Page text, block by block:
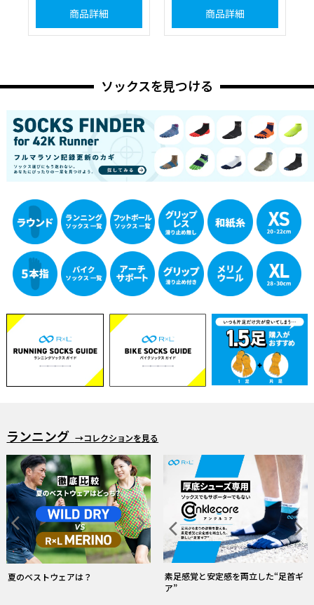
商品詳細 商品詳細
ソックスを見つける
ランニング →コレクションを見る
夏のベストウェアは？
素足感覚と安定感を両立した“足首ギ
ア”